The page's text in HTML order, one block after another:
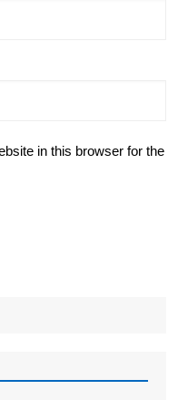
in this browser for the